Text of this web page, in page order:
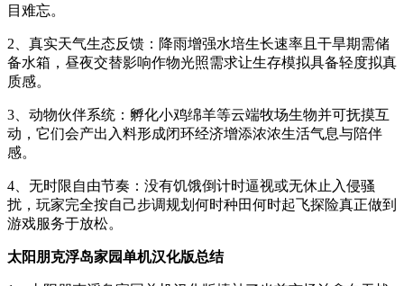
目难忘。
2、真实天气生态反馈：降雨增强水培生长速率且干旱期需储
备水箱，昼夜交替影响作物光照需求让生存模拟具备轻度拟真
质感。
3、动物伙伴系统：孵化小鸡绵羊等云端牧场生物并可抚摸互
动，它们会产出入料形成闭环经济增添浓浓生活气息与陪伴
感。
4、无时限自由节奏：没有饥饿倒计时逼视或无休止入侵骚
扰，玩家完全按自己步调规划何时种田何时起飞探险真正做到
游戏服务于放松。
太阳朋克浮岛家园单机汉化版总结